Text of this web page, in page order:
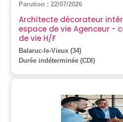
Parution : 22/07/2026
Architecte décorateur
espace de vie Agenceur -
de vie H/F
Balaruc-le-Vieux (34)
Durée indéterminée (CDI)